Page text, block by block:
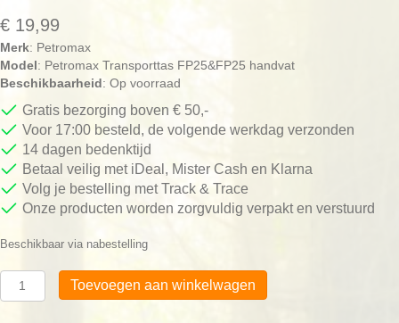
€ 19,99
Merk: Petromax
Model: Petromax Transporttas FP25&FP25 handvat
Beschikbaarheid: Op voorraad
Gratis bezorging boven € 50,-
Voor 17:00 besteld, de volgende werkdag verzonden
14 dagen bedenktijd
Betaal veilig met iDeal, Mister Cash en Klarna
Volg je bestelling met Track & Trace
Onze producten worden zorgvuldig verpakt en verstuurd
Beschikbaar via nabestelling
Petromax
Transporttas
Toevoegen aan winkelwagen